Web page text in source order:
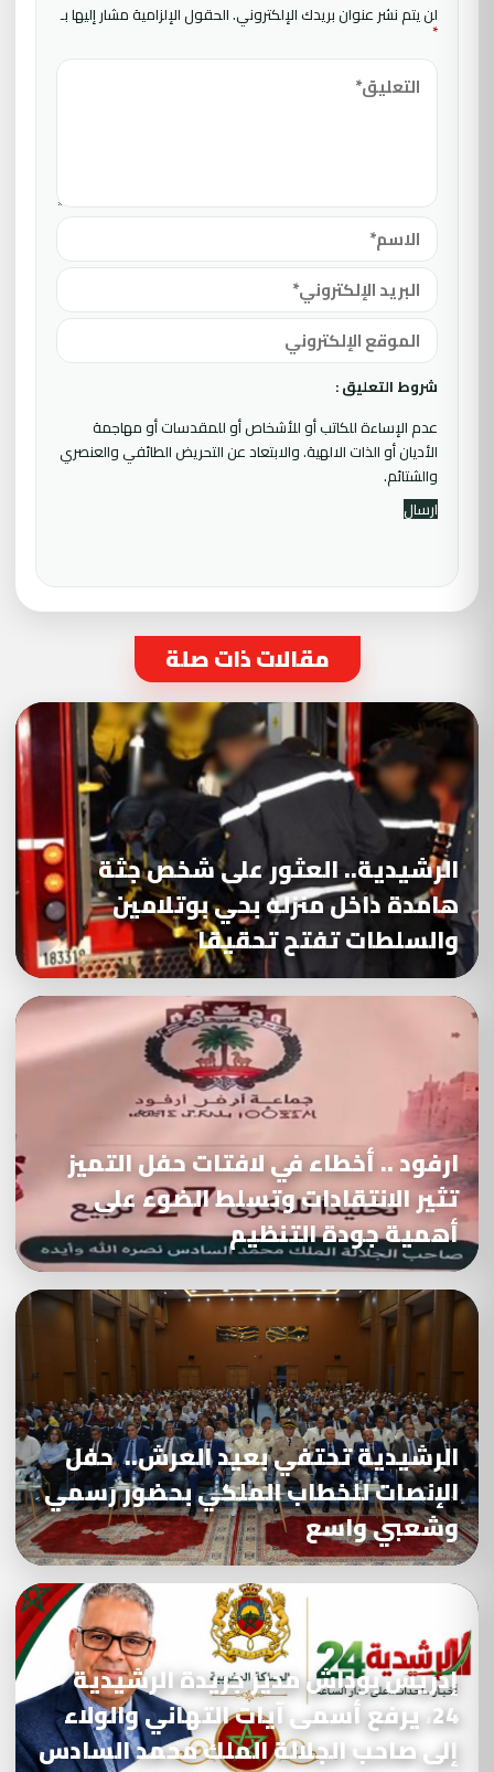
لن يتم نشر عنوان بريدك الإلكتروني.الحقول الإلزامية مشار إليها بـ
*
شروط التعليق :
عدم الإساءة للكاتب أو للأشخاص أو للمقدسات أو مهاجمة
الأديان أو الذات الالهية. والابتعاد عن التحريض الطائفي والعنصري
والشتائم.
مقالات ذات صلة
الرشيدية.. العثور على شخص جثة
هامدة داخل منزله بحي بوتلامين
والسلطات تفتح تحقيقا
ارفود .. أخطاء في لافتات حفل التميز
تثير الانتقادات وتسلط الضوء على
أهمية جودة التنظيم
الرشيدية تحتفي بعيد العرش.. حفل
الإنصات للخطاب الملكي بحضور رسمي
وشعبي واسع
إدريس بوداش مدير جريدة الرشيدية
24، يرفع أسمى آيات التهاني والولاء
إلى صاحب الجلالة الملك محمد السادس